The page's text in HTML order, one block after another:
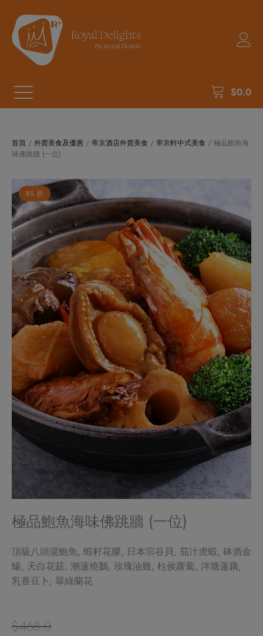
$0.0
首頁 / 外賣美食及優惠 / 帝京酒店外賣美食 / 帝京軒中式美食 / 極品鮑魚海
味佛跳牆 (一位)
85 折
極品鮑魚海味佛跳牆 (一位)
頂級八頭湯鮑魚, 蝦籽花膠, 日本宗谷貝, 茄汁虎蝦, 砵酒金
蠔, 天白花菇, 潮蓮燒鵝, 玫瑰油雞, 柱侯蘿蔔, 泮塘蓮藕,
乳香豆卜, 翠綠蘭花
$468.0